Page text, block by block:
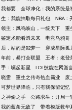
我都要
全球净化：我的系统是
生：我能抽取每日礼包
NBA：
领主：凤鸣岐山，一统天下
重
鉴定术能看透未来
电竞乌鸦哥
后，站的是92梦一
穿成星际孤
年前，暴打全联盟
王者：老登
手：崛起新星
LOL技能在网游
晓雯
重生之传奇热血霸业 废
可梦世界降临，只有我保留记忆
之神偷之手
公路求生：开局一
我的蓝条无敌了
带着模版救华